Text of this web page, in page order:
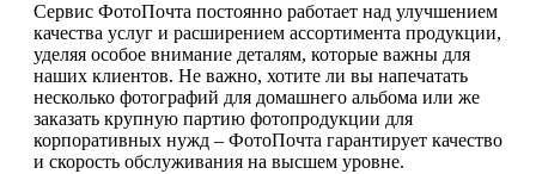
Сервис ФотоПочта постоянно работает над улучшением
качества услуг и расширением ассортимента продукции,
уделяя особое внимание деталям, которые важны для
наших клиентов. Не важно, хотите ли вы напечатать
несколько фотографий для домашнего альбома или же
заказать крупную партию фотопродукции для
корпоративных нужд – ФотоПочта гарантирует качество
и скорость обслуживания на высшем уровне.